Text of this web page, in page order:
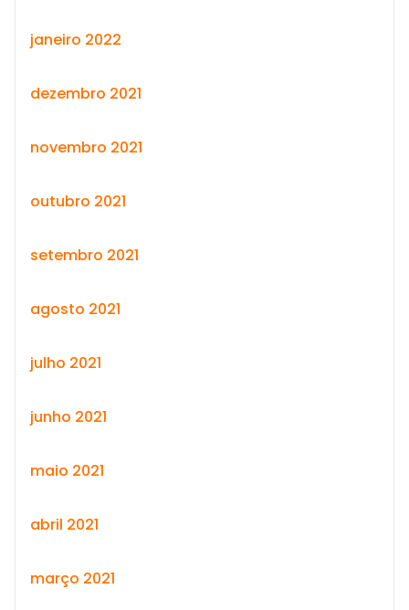
janeiro 2022
dezembro 2021
novembro 2021
outubro 2021
setembro 2021
agosto 2021
julho 2021
junho 2021
maio 2021
abril 2021
março 2021